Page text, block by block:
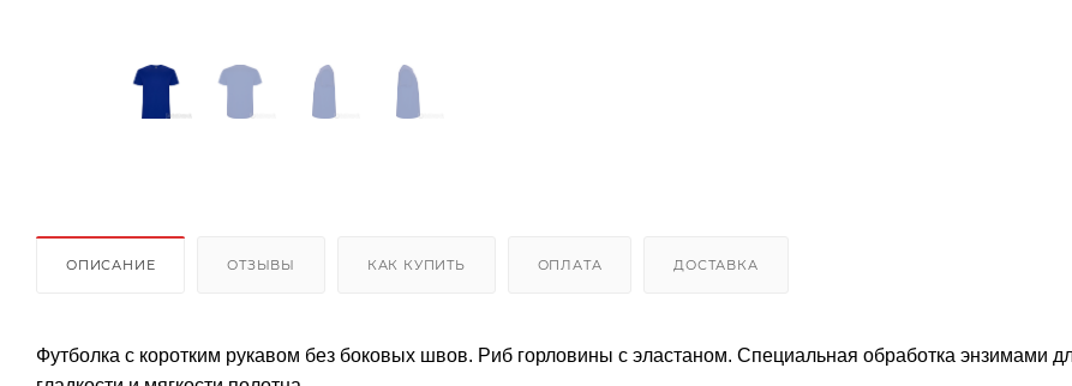
ОПИСАНИЕ ОТЗЫВЫ КАК КУПИТЬ ОПЛАТА ДОСТАВКА
Футболка с коротким рукавом без боковых швов. Риб горловины с эластаном. Специальная обработка энзимами